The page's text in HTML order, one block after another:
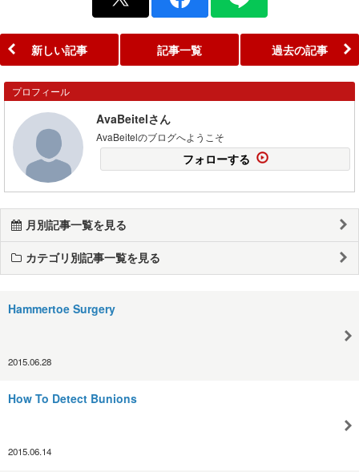
新しい記事 記事一覧 過去の記事
プロフィール
AvaBeitelさん
AvaBeitelのブログへようこそ
フォローする
月別記事一覧を見る
カテゴリ別記事一覧を見る
Hammertoe Surgery
2015.06.28
How To Detect Bunions
2015.06.14